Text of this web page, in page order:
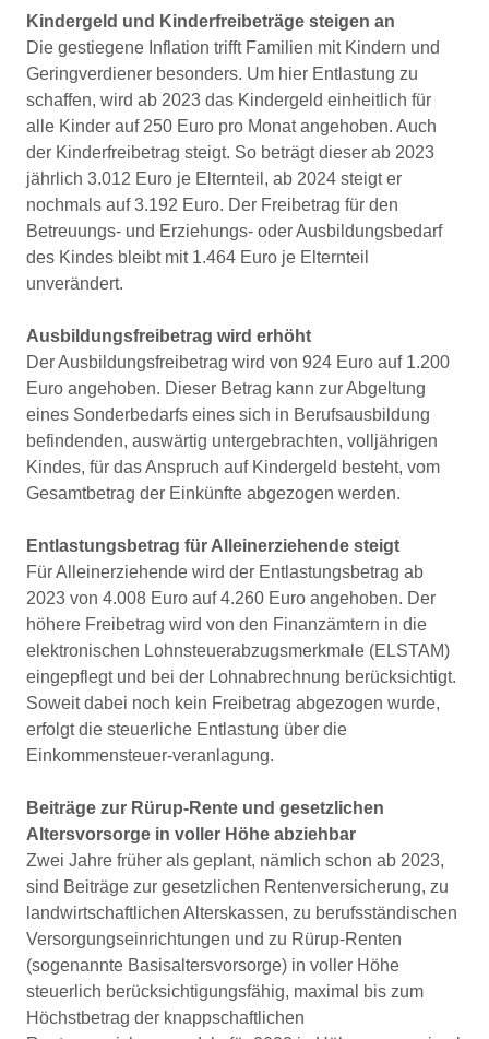
Kindergeld und Kinderfreibeträge steigen an
Die gestiegene Inflation trifft Familien mit Kindern und
Geringverdiener besonders. Um hier Entlastung zu
schaffen, wird ab 2023 das Kindergeld einheitlich für
alle Kinder auf 250 Euro pro Monat angehoben. Auch
der Kinderfreibetrag steigt. So beträgt dieser ab 2023
jährlich 3.012 Euro je Elternteil, ab 2024 steigt er
nochmals auf 3.192 Euro. Der Freibetrag für den
Betreuungs- und Erziehungs- oder Ausbildungsbedarf
des Kindes bleibt mit 1.464 Euro je Elternteil
unverändert.
Ausbildungsfreibetrag wird erhöht
Der Ausbildungsfreibetrag wird von 924 Euro auf 1.200
Euro angehoben. Dieser Betrag kann zur Abgeltung
eines Sonderbedarfs eines sich in Berufsausbildung
befindenden, auswärtig untergebrachten, volljährigen
Kindes, für das Anspruch auf Kindergeld besteht, vom
Gesamtbetrag der Einkünfte abgezogen werden.
Entlastungsbetrag für Alleinerziehende steigt
Für Alleinerziehende wird der Entlastungsbetrag ab
2023 von 4.008 Euro auf 4.260 Euro angehoben. Der
höhere Freibetrag wird von den Finanzämtern in die
elektronischen Lohnsteuerabzugsmerkmale (ELSTAM)
eingepflegt und bei der Lohnabrechnung berücksichtigt.
Soweit dabei noch kein Freibetrag abgezogen wurde,
erfolgt die steuerliche Entlastung über die
Einkommensteuer-veranlagung.
Beiträge zur Rürup-Rente und gesetzlichen
Altersvorsorge in voller Höhe abziehbar
Zwei Jahre früher als geplant, nämlich schon ab 2023,
sind Beiträge zur gesetzlichen Rentenversicherung, zu
landwirtschaftlichen Alterskassen, zu berufsständischen
Versorgungseinrichtungen und zu Rürup-Renten
(sogenannte Basisaltersvorsorge) in voller Höhe
steuerlich berücksichtigungsfähig, maximal bis zum
Höchstbetrag der knappschaftlichen